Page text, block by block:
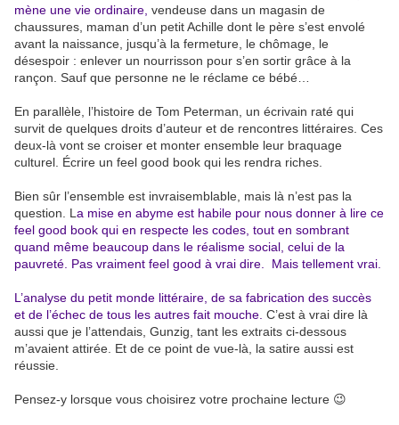
mène une vie ordinaire, vendeuse dans un magasin de
chaussures, maman d’un petit Achille dont le père s’est envolé
avant la naissance, jusqu’à la fermeture, le chômage, le
désespoir : enlever un nourrisson pour s’en sortir grâce à la
rançon. Sauf que personne ne le réclame ce bébé…
En parallèle, l’histoire de Tom Peterman, un écrivain raté qui
survit de quelques droits d’auteur et de rencontres littéraires. Ces
deux-là vont se croiser et monter ensemble leur braquage
culturel. Écrire un feel good book qui les rendra riches.
Bien sûr l’ensemble est invraisemblable, mais là n’est pas la
question. L a mise en abyme est habile pour nous donner à lire ce
feel good book qui en respecte les codes, tout en sombrant
quand même beaucoup dans le réalisme social, celui de la
pauvreté. Pas vraiment feel good à vrai dire. Mais tellement vrai.
L’analyse du petit monde littéraire, de sa fabrication des succès
et de l’échec de tous les autres fait mouche. C’est à vrai dire là
aussi que je l’attendais, Gunzig, tant les extraits ci-dessous
m’avaient attirée. Et de ce point de vue-là, la satire aussi est
réussie.
Pensez-y lorsque vous choisirez votre prochaine lecture 😉